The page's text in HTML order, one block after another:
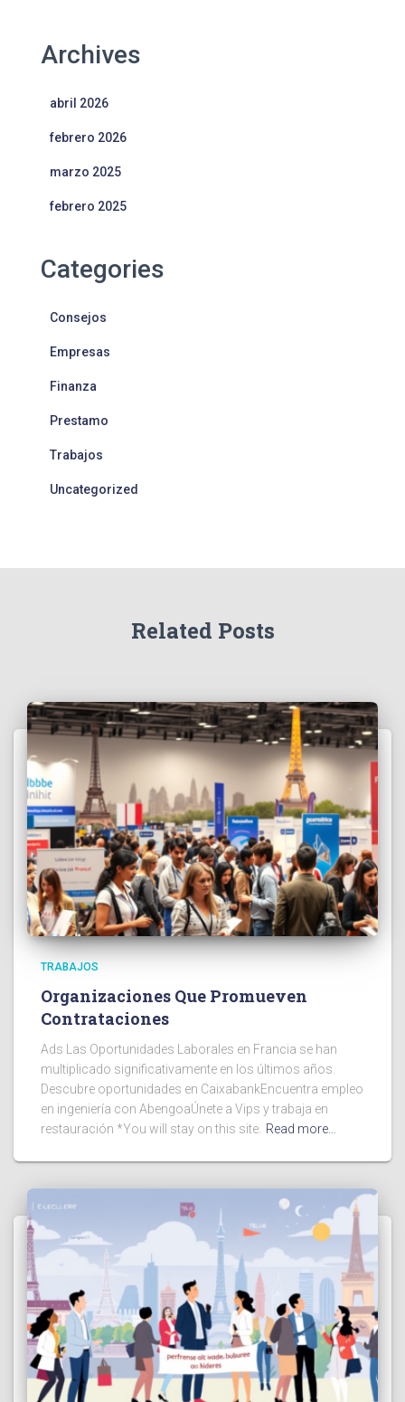
Archives
abril 2026
febrero 2026
marzo 2025
febrero 2025
Categories
Consejos
Empresas
Finanza
Prestamo
Trabajos
Uncategorized
Related Posts
TRABAJOS
Organizaciones Que Promueven
Contrataciones
Ads Las Oportunidades Laborales en Francia se han
multiplicado significativamente en los últimos años.
Descubre oportunidades en CaixabankEncuentra empleo
en ingeniería con AbengoaÚnete a Vips y trabaja en
restauración *You will stay on this site. Read more…